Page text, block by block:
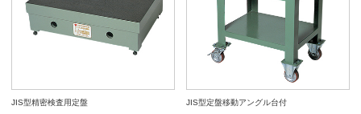
JIS型精密検査用定盤 JIS型定盤移動アングル台付